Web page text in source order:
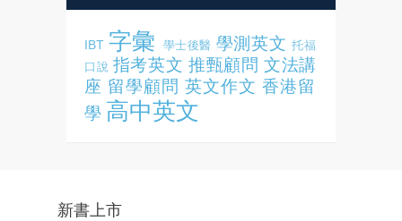
IBT 字彙 學士後醫 學測英文 托福
口說 指考英文 推甄顧問 文法講
座 留學顧問 英文作文 香港留
學 高中英文
新書上市